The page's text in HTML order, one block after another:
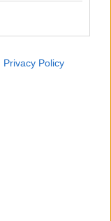
Privacy Policy